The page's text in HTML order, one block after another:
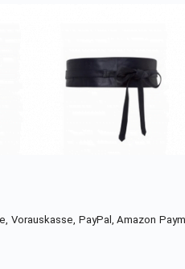
Vorauskasse, PayPal, Amazon